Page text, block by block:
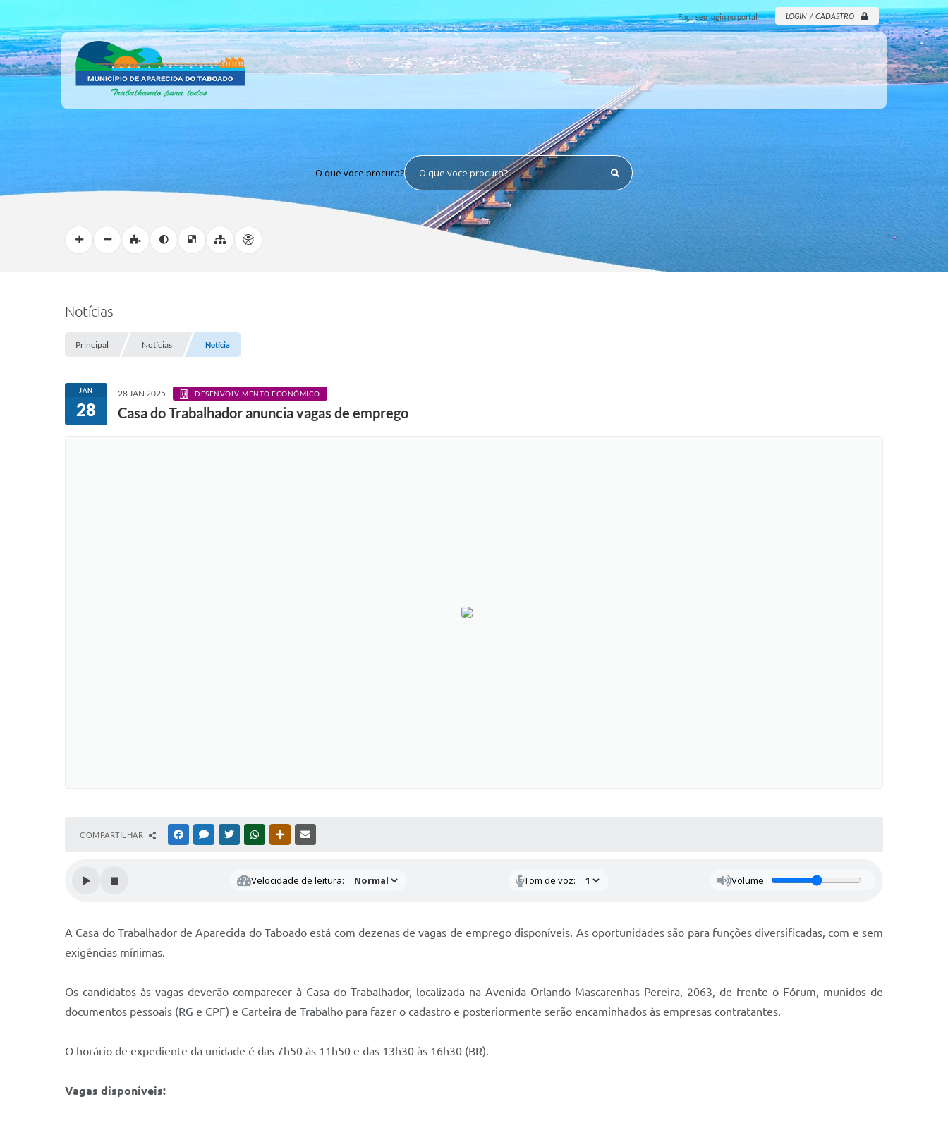
Faça seu login no portal LOGIN / CADASTRO
O que voce procura?
Notícias
Principal Notícias Notícia
JAN
28
28 JAN 2025 DESENVOLVIMENTO ECONÔMICO
Casa do Trabalhador anuncia vagas de emprego
COMPARTILHAR FACEBOOKMESSENGER
TWITTERWHATSAPPOUTRAS MÍDIAS
Velocidade de leitura: Tom de voz: Volume
A Casa do Trabalhador de Aparecida do Taboado está com dezenas de vagas de emprego disponíveis. As oportunidades são para funções diversificadas, com e sem
exigências mínimas.
Os candidatos às vagas deverão comparecer à Casa do Trabalhador, localizada na Avenida Orlando Mascarenhas Pereira, 2063, de frente o Fórum, munidos de
documentos pessoais (RG e CPF) e Carteira de Trabalho para fazer o cadastro e posteriormente serão encaminhados às empresas contratantes.
O horário de expediente da unidade é das 7h50 às 11h50 e das 13h30 às 16h30 (BR).
Vagas disponíveis: